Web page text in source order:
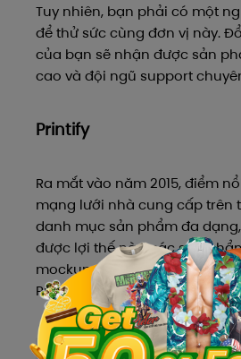
Tuy nhiên, bạn phải có một
để thử sức cùng đơn vị này.
của bạn sẽ nhận được sản
cao và đội ngũ support
Printify
Ra mắt vào năm 2015, điểm
mạng lưới nhà cung cấp trên
danh mục sản phẩm đa
được lợi thế này, các sản
mockup đa dạng, mức giá
Printful, thời gian vận chuyển